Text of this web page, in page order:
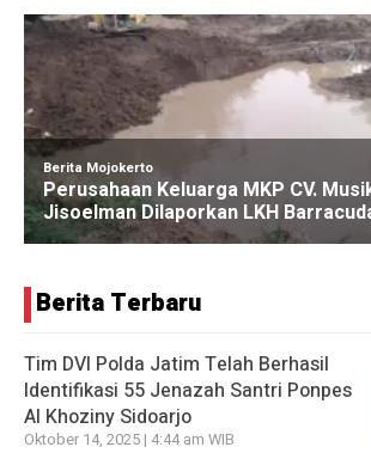
Berita Terbaru
Tim DVI Polda Jatim Telah Berhasil
Identifikasi 55 Jenazah Santri Ponpes
Al Khoziny Sidoarjo
Oktober 14, 2025 | 4:44 am WIB